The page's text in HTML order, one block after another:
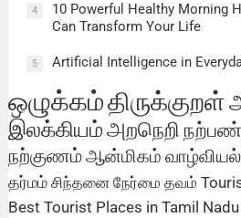
4
10 Powerful Healthy Morning
Can Transform Your Life
5 Artificial Intelligence in
ஒழுக்கம்திருக்குறள்
இலக்கியம்அறநெறி
நற்குணம்ஆன்மிகம் வாழ்வியல்
தர்மம் சிந்தனை நேர்மை தவம்
Best Tourist Places in Tamil Nadu